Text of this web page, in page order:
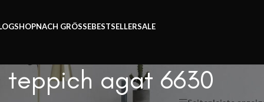
SHOPNACH GRÖSSE BESTSELLERSALE
teppich agat 6630